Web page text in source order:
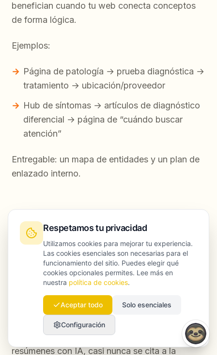
benefician cuando tu web conecta conceptos
de forma lógica.
Ejemplos:
Página de patología → prueba diagnóstica →
tratamiento → ubicación/proveedor
Hub de síntomas → artículos de diagnóstico
diferencial → página de “cuándo buscar
atención”
Entregable: un mapa de entidades y un plan de
enlazado interno.
Ejemplo: convertir una página de
tratamiento de diabetes en un activo
“citable” por IA
Un escenario realista (y muy habitual):
Una red regional de clínicas tiene una página de
“Tratamiento de la diabetes tipo 2” que
posiciona a mitad de tabla orgánicamente. En
resúmenes con IA, casi nunca se cita a la
Respetamos tu privacidad
Utilizamos cookies para mejorar tu experiencia.
Las cookies esenciales son necesarias para el
funcionamiento del sitio. Puedes elegir qué
cookies opcionales permites. Lee más en
nuestra política de cookies.
Aceptar todo Solo esenciales
Configuración